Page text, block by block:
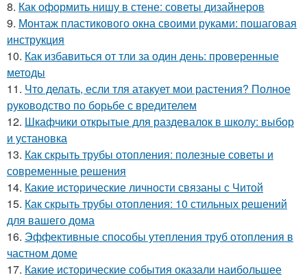
8. Как оформить нишу в стене: советы дизайнеров
9. Монтаж пластикового окна своими руками: пошаговая
инструкция
10. Как избавиться от тли за один день: проверенные
методы
11. Что делать, если тля атакует мои растения? Полное
руководство по борьбе с вредителем
12. Шкафчики открытые для раздевалок в школу: выбор
и установка
13. Как скрыть трубы отопления: полезные советы и
современные решения
14. Какие исторические личности связаны с Читой
15. Как скрыть трубы отопления: 10 стильных решений
для вашего дома
16. Эффективные способы утепления труб отопления в
частном доме
17. Какие исторические события оказали наибольшее